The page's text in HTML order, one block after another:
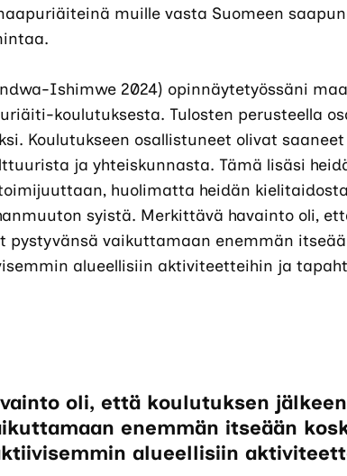
muille vasta Suomeen
Ishimwe 2024) opinnäytetyössäni
koulutuksesta. Tulosten perusteella
Koulutukseen osallistuneet olivat
ja yhteiskunnasta. Tämä lisäsi
huolimatta heidän
syistä. Merkittävä havainto oli,
pystyvänsä vaikuttamaan enemmän
alueellisiin aktiviteetteihin ja
oli, että koulutuksen
enemmän itseään
alueellisiin